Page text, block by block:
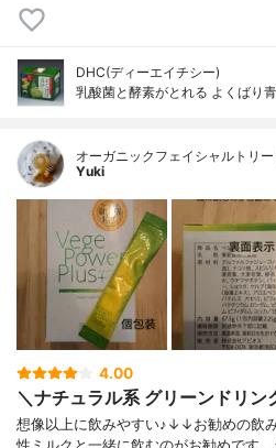
DHC(ディーエイチシー)
乳酸菌と酵素がとれる よくばり
オーガニックフェイシャルトリ
Yuki
4.00
＼ナチュラル系 グリーンドリン
想像以上に飲みやすい♪↓↓お勧めの飲